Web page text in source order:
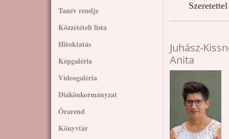
Tanév rendje
Közzétételi lista
Hitoktatás
Képgaléria
Videogaléria
Diákönkormányzat
Órarend
Könyvtár
Juhász-
Anita